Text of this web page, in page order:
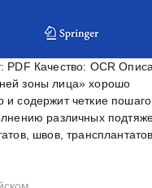
PDF Качество: OCR
зоны лица» хорошо
и содержит четкие
различных
швов,